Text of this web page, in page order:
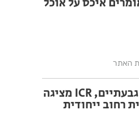
איכס על אוכל
האתר
בלב גבעתיים, ICR מציגה
רחוב ייחודית